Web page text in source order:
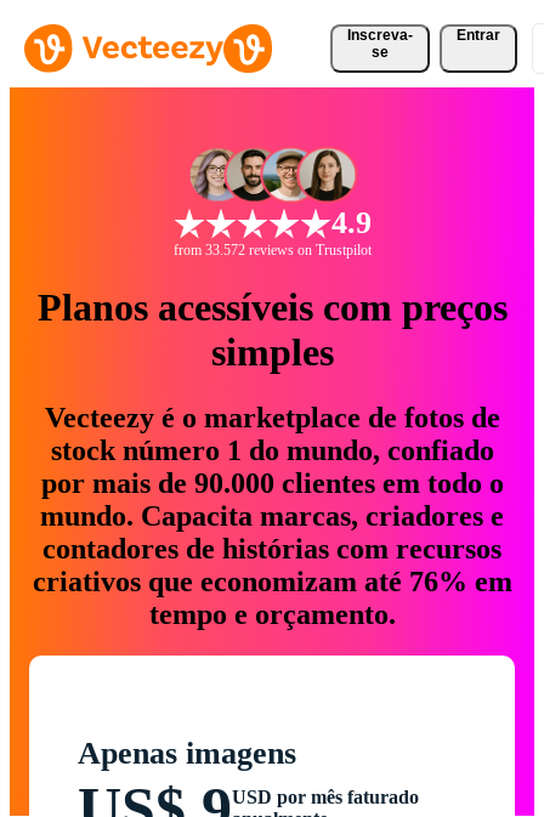
Inscreva-
se
Entrar
4.9
from 33.572 reviews on Trustpilot
Planos acessíveis com preços
simples
Vecteezy é o marketplace de fotos de
stock número 1 do mundo, confiado
por mais de 90.000 clientes em todo o
mundo. Capacita marcas, criadores e
contadores de histórias com recursos
criativos que economizam até 76% em
tempo e orçamento.
Apenas imagens
USD por mês faturado